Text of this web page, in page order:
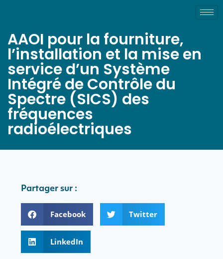
AAOI pour la fourniture,
l’installation et la mise en
service d’un Système
Intégré de Contrôle du
Spectre (SICS) des
fréquences
radioélectriques
Partager sur :
Facebook Twitter
LinkedIn